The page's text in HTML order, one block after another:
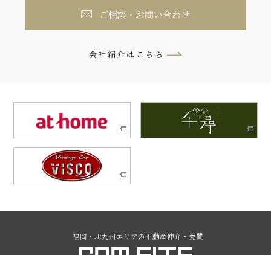
ご相談・お問い合わせ
会社紹介はこちら
福岡・北九州エリアの不動産仲介・売買